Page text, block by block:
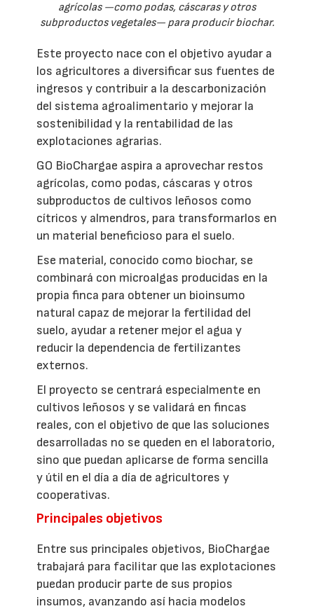
agrícolas —como podas, cáscaras y otros
subproductos vegetales— para producir biochar.
Este proyecto nace con el objetivo ayudar a
los agricultores a diversificar sus fuentes de
ingresos y contribuir a la descarbonización
del sistema agroalimentario y mejorar la
sostenibilidad y la rentabilidad de las
explotaciones agrarias.
GO BioChargae aspira a aprovechar restos
agrícolas, como podas, cáscaras y otros
subproductos de cultivos leñosos como
cítricos y almendros, para transformarlos en
un material beneficioso para el suelo.
Ese material, conocido como biochar, se
combinará con microalgas producidas en la
propia finca para obtener un bioinsumo
natural capaz de mejorar la fertilidad del
suelo, ayudar a retener mejor el agua y
reducir la dependencia de fertilizantes
externos.
El proyecto se centrará especialmente en
cultivos leñosos y se validará en fincas
reales, con el objetivo de que las soluciones
desarrolladas no se queden en el laboratorio,
sino que puedan aplicarse de forma sencilla
y útil en el día a día de agricultores y
cooperativas.
Principales objetivos
Entre sus principales objetivos, BioChargae
trabajará para facilitar que las explotaciones
puedan producir parte de sus propios
insumos, avanzando así hacia modelos